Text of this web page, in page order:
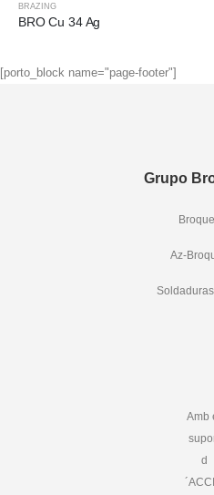
BRAZING
BRO Cu 34 Ag
[porto_block name="page-footer"]
Grupo
Az-
Amb
d